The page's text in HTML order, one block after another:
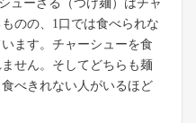
ューざる（つけ麺）はチャ
のの、1口では食べられな
ます。チャーシューを食
せん。そしてどちらも麺
べきれない人がいるほど